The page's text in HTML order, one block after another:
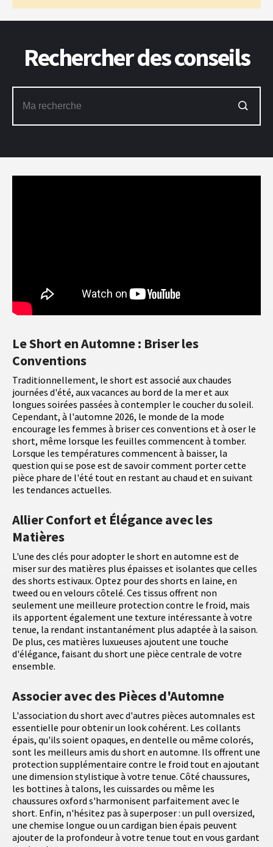
Le Short en Automne : Briser les
Conventions
Traditionnellement, le short est associé aux chaudes
journées d'été, aux vacances au bord de la mer et aux
longues soirées passées à contempler le coucher du soleil.
Cependant, à l'automne 2026, le monde de la mode
encourage les femmes à briser ces conventions et à oser le
short, même lorsque les feuilles commencent à tomber.
Lorsque les températures commencent à baisser, la
question qui se pose est de savoir comment porter cette
pièce phare de l'été tout en restant au chaud et en suivant
les tendances actuelles.
Allier Confort et Élégance avec les
Matières
L'une des clés pour adopter le short en automne est de
miser sur des matières plus épaisses et isolantes que celles
des shorts estivaux. Optez pour des shorts en laine, en
tweed ou en velours côtelé. Ces tissus offrent non
seulement une meilleure protection contre le froid, mais
ils apportent également une texture intéressante à votre
tenue, la rendant instantanément plus adaptée à la saison.
De plus, ces matières luxueuses ajoutent une touche
d'élégance, faisant du short une pièce centrale de votre
ensemble.
Associer avec des Pièces d'Automne
L'association du short avec d'autres pièces automnales est
essentielle pour obtenir un look cohérent. Les collants
épais, qu'ils soient opaques, en dentelle ou même colorés,
sont les meilleurs amis du short en automne. Ils offrent une
protection supplémentaire contre le froid tout en ajoutant
une dimension stylistique à votre tenue. Côté chaussures,
les bottines à talons, les cuissardes ou même les
chaussures oxford s'harmonisent parfaitement avec le
short. Enfin, n'hésitez pas à superposer : un pull oversized,
une chemise longue ou un cardigan bien épais peuvent
ajouter de la profondeur à votre tenue tout en vous gardant
Rechercher des conseils